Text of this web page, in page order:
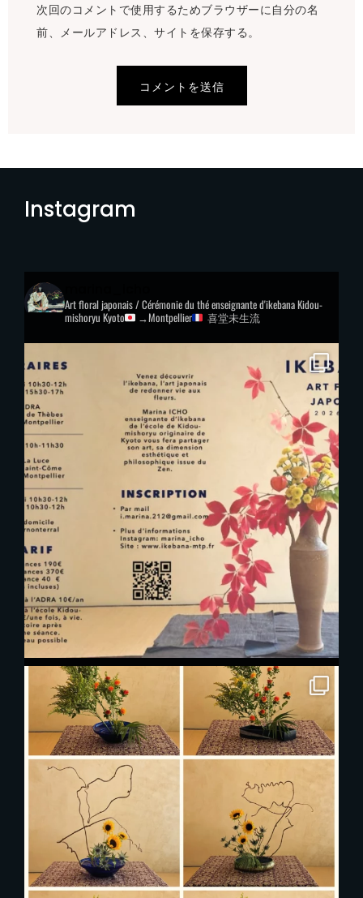
次回のコメントで使用するためブラウザーに自分の名
前、メールアドレス、サイトを保存する。
Instagram
Art floral japonais / Cérémonie du théenseignante d'ikebana Kidou-
mishoryu Kyoto →Montpellier 喜堂未生流